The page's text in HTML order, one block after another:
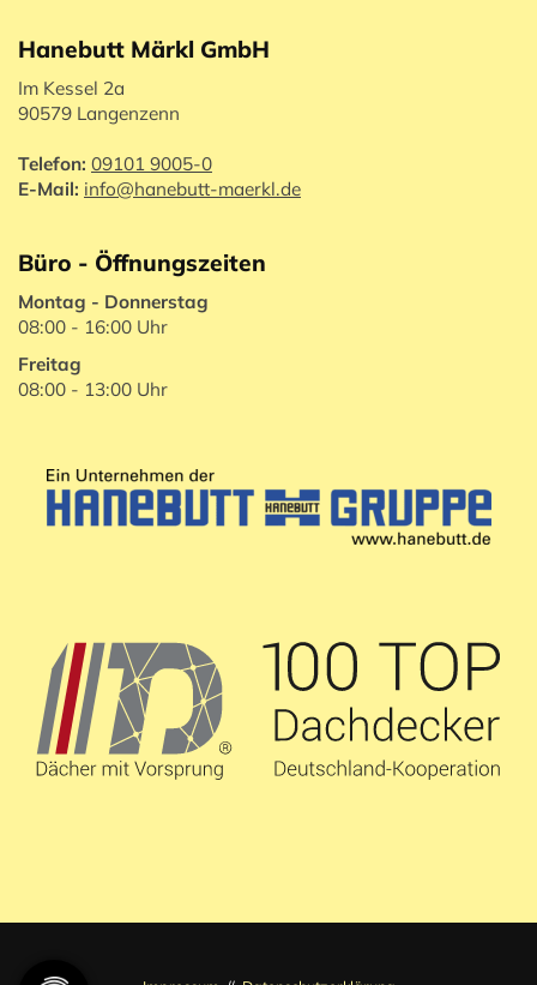
Hanebutt Märkl GmbH
Im Kessel 2a
90579 Langenzenn
Telefon: 09101 9005-0
E-Mail: info@hanebutt-maerkl.de
Büro - Öffnungszeiten
Montag - Donnerstag
08:00 - 16:00 Uhr
Freitag
08:00 - 13:00 Uhr